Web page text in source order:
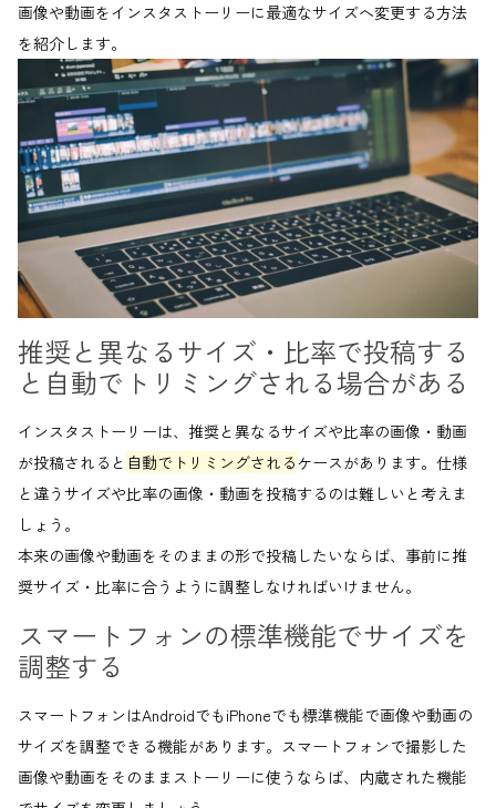
画像や動画をインスタストーリーに最適なサイズへ変更する方法
を紹介します。
推奨と異なるサイズ・比率で投稿する
と自動でトリミングされる場合がある
インスタストーリーは、推奨と異なるサイズや比率の画像・動画
が投稿されると 自動でトリミングされるケースがあります。仕様
と違うサイズや比率の画像・動画を投稿するのは難しいと考えま
しょう。
本来の画像や動画をそのままの形で投稿したいならば、事前に推
奨サイズ・比率に合うように調整しなければいけません。
スマートフォンの標準機能でサイズを
調整する
スマートフォンはAndroidでもiPhoneでも標準機能で画像や動画の
サイズを調整できる機能があります。スマートフォンで撮影した
画像や動画をそのままストーリーに使うならば、内蔵された機能